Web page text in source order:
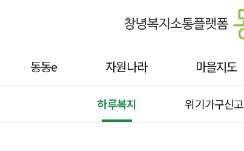
동동e 자원나라 마을지도
하루복지 위기가구신고